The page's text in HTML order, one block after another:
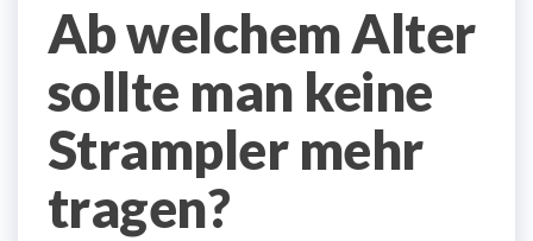
Ab welchem Alter
sollte man keine
Strampler mehr
tragen?